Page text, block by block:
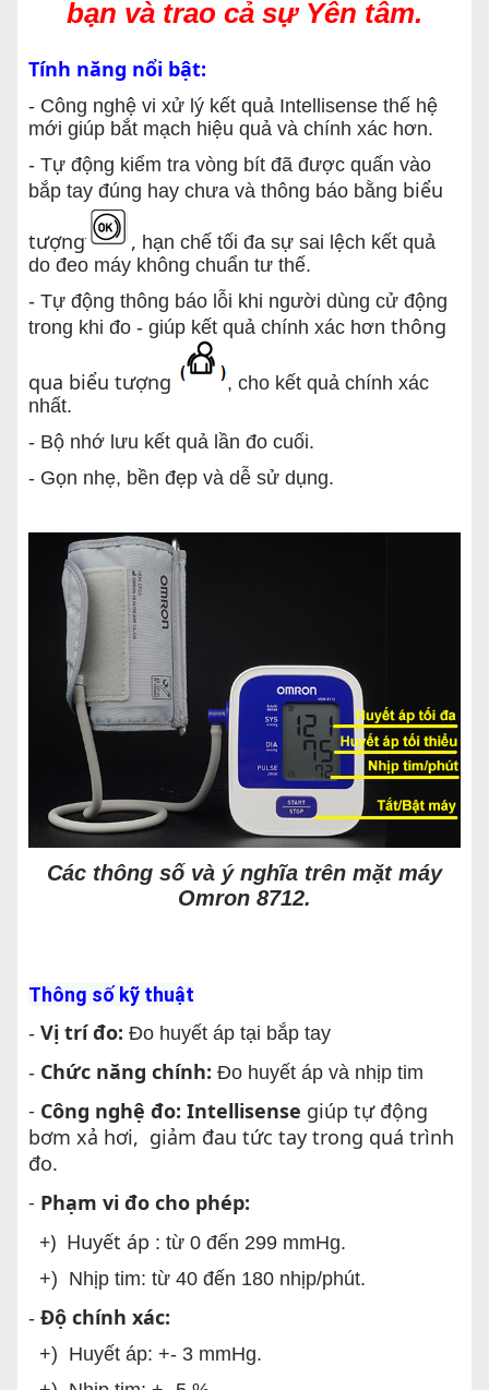
bạn và trao cả sự Yên tâm.
Tính năng nổi bật:
- Công nghệ vi xử lý kết quả Intellisense thế hệ
mới giúp bắt mạch hiệu quả và chính xác hơn.
- Tự động kiểm tra vòng bít đã được quấn vào
bắp tay đúng hay chưa và thông báo bằng biểu
tượng
, hạn chế tối đa sự sai lệch kết quả
do đeo máy không chuẩn tư thế.
- Tự động thông báo lỗi khi người dùng cử động
trong khi đo - giúp kết quả chính xác hơn thông
qua biểu tượng
, cho kết quả chính xác
nhất.
- Bộ nhớ lưu kết quả lần đo cuối.
- Gọn nhẹ, bền đẹp và dễ sử dụng.
Các thông số và ý nghĩa trên mặt máy
Omron 8712.
Thông số kỹ thuật
- Vị trí đo: Đo huyết áp tại bắp tay
- Chức năng chính: Đo huyết áp và nhịp tim
- Công nghệ đo: Intellisense giúp tự động
bơm xả hơi, giảm đau tức tay trong quá trình
đo.
- Phạm vi đo cho phép:
+) Huyết áp : từ 0 đến 299 mmHg.
+) Nhịp tim: từ 40 đến 180 nhịp/phút.
- Độ chính xác:
+) Huyết áp: +- 3 mmHg.